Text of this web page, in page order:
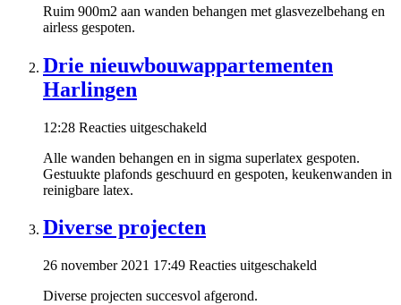
Heerenveen
Ruim 900m2 aan wanden behangen met glasvezelbehang en
airless gespoten.
Drie nieuwbouwappartementen
Harlingen
12:28 Reacties uitgeschakeld
nieuwbouwappartementen
Harlingen
Alle wanden behangen en in sigma superlatex gespoten.
Gestuukte plafonds geschuurd en gespoten, keukenwanden in
reinigbare latex.
Diverse projecten
26 november 2021 17:49 Reacties uitgeschakeld
Diverse projecten succesvol afgerond.